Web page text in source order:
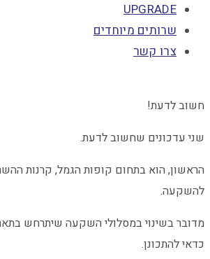
UPGRADE
שרותים מיוחדים
צרו קשר
חשוב לדעת!
שני עדכונים שחשוב לדעת.
הראשון, הוא בתחום קופות הגמל, קרנות
להשקעה.
מדובר בשינוי במסלולי השקעה שיתרחש בתאריך ה-
כדאי להתכונן.